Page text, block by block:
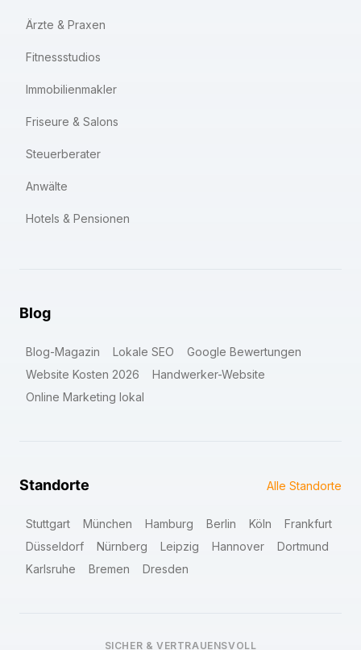
Ärzte & Praxen
Fitnessstudios
Immobilienmakler
Friseure & Salons
Steuerberater
Anwälte
Hotels & Pensionen
Blog
Blog-Magazin Lokale SEO
Google Bewertungen
Website Kosten 2026
Handwerker-Website
Online Marketing lokal
Standorte Alle Standorte
Stuttgart München Hamburg Berlin Köln
Frankfurt
Düsseldorf
Nürnberg Leipzig Hannover
Dortmund
Karlsruhe
Bremen Dresden
SICHER & VERTRAUENSVOLL